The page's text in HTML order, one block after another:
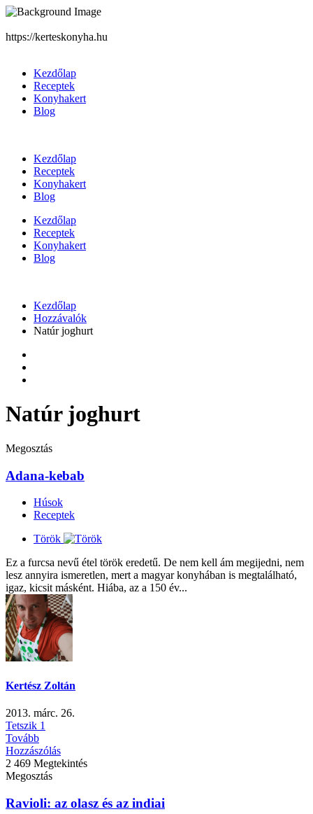
https://kerteskonyha.hu
Kezdőlap
Receptek
Konyhakert
Blog
Kezdőlap
Receptek
Konyhakert
Blog
Kezdőlap
Receptek
Konyhakert
Blog
Kezdőlap
Hozzávalók
Natúr joghurt
Natúr joghurt
Megosztás
Adana-kebab
Húsok
Receptek
Török
Ez a furcsa nevű étel török eredetű. De nem kell ám megijedni, nem
lesz annyira ismeretlen, mert a magyar konyhában is megtalálható,
igaz, kicsit másként. Hiába, az a 150 év...
Kertész Zoltán
2013. márc. 26.
Tetszik 1
Tovább
Hozzászólás
2 469 Megtekintés
Megosztás
Ravioli: az olasz és az indiai